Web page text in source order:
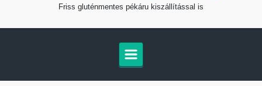
Friss gluténmentes pékáru kiszállítással is